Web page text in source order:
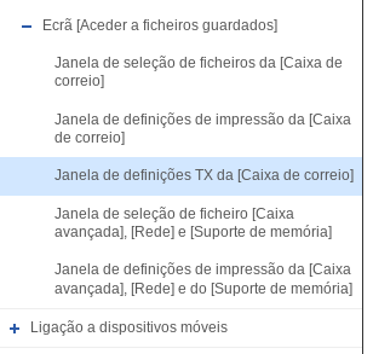
Ecrã [Aceder a ficheiros guardados]
Janela de seleção de ficheiros da [Caixa de
correio]
Janela de definições de impressão da [Caixa
de correio]
Janela de definições TX da [Caixa de correio]
Janela de seleção de ficheiro [Caixa
avançada], [Rede] e [Suporte de memória]
Janela de definições de impressão da [Caixa
avançada], [Rede] e do [Suporte de memória]
Ligação a dispositivos móveis